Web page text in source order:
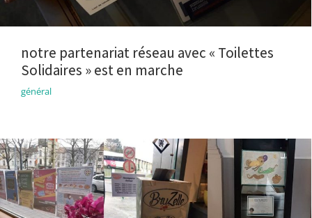
notre partenariat réseau avec « Toilettes
Solidaires » est en marche
général